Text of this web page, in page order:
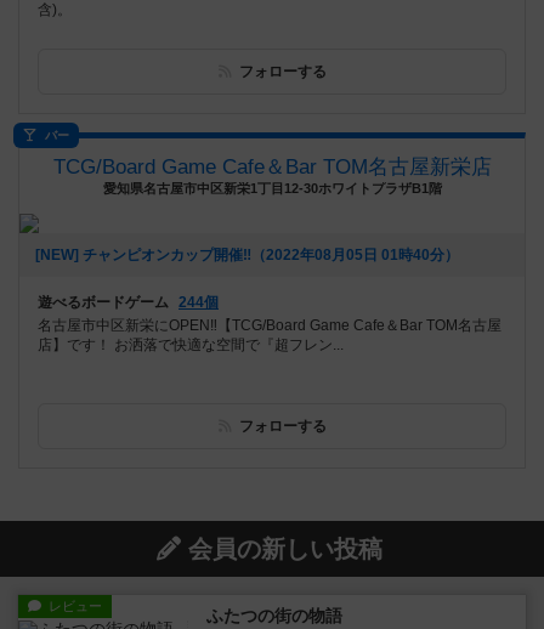
含)。
フォローする
バー
TCG/Board Game Cafe＆Bar TOM名古屋新栄店
愛知県名古屋市中区新栄1丁目12-30ホワイトプラザB1階
[NEW] チャンピオンカップ開催‼️（2022年08月05日 01時40分）
遊べるボードゲーム 244個
名古屋市中区新栄にOPEN‼【TCG/Board Game Cafe＆Bar TOM名古屋
店】です！ お洒落で快適な空間で『超フレン...
フォローする
会員の新しい投稿
レビュー ふたつの街の物語